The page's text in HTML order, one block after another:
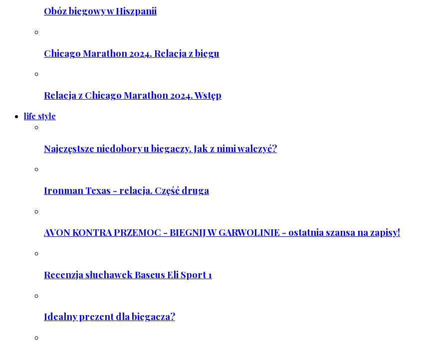
Obóz biegowy w Hiszpanii
Chicago Marathon 2024. Relacja z biegu
Relacja z Chicago Marathon 2024. Wstęp
life style
Najczęstsze niedobory u biegaczy. Jak z nimi walczyć?
Ironman Texas - relacja. Część druga
AVON KONTRA PRZEMOC - BIEGNIJ W GARWOLINIE - ostatnia szansa na zapisy!
Recenzja słuchawek Baseus Eli Sport 1
Idealny prezent dla biegacza?